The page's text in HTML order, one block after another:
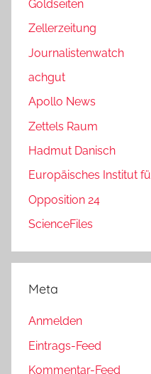
Goldseiten
Zellerzeitung
Journalistenwatch
achgut
Apollo News
Zettels Raum
Hadmut Danisch
Europäisches Institut
Opposition 24
ScienceFiles
Meta
Anmelden
Eintrags-Feed
Kommentar-Feed